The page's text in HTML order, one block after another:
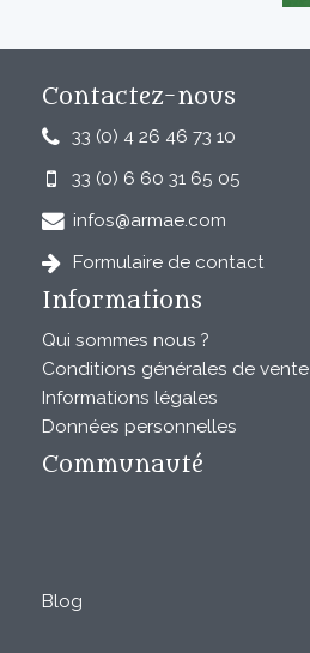
Contactez-nous
33 (0) 4 26 46 73 10
33 (0) 6 60 31 65 05
infos@armae.com
Formulaire de contact
Informations
Qui sommes nous ?
Conditions générales de vente
Informations légales
Données personnelles
Communauté
Blog